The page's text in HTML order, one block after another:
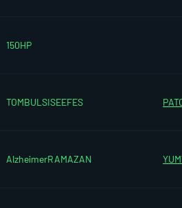
150HP
TOMBULSISEEFES
AlzheimerRAMAZAN